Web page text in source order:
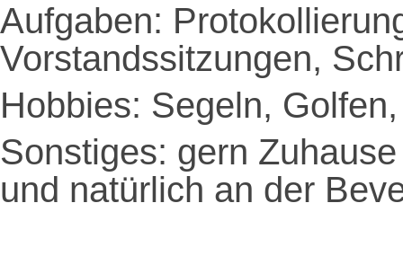
Aufgaben:
Vorstandssitzungen,
Hobbies: Segeln,
Sonstiges: gern
und natürlich an der